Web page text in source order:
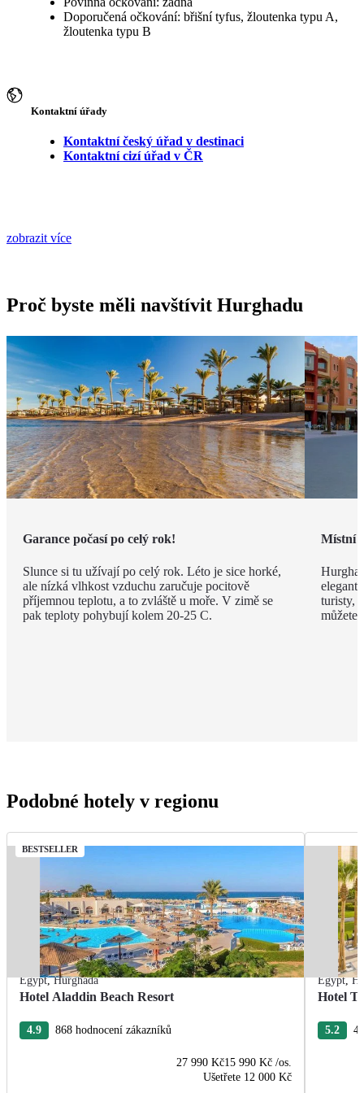
Doporučená očkování: břišní tyfus, žloutenka typu A,
žloutenka typu B
Kontaktní úřady
Kontaktní český úřad v destinaci
Kontaktní cizí úřad v ČR
zobrazit více
Proč byste měli navštívit Hurghadu
Garance počasí po celý rok!
Slunce si tu užívají po celý rok. Léto je sice horké,
ale nízká vlhkost vzduchu zaručuje pocitově
příjemnou teplotu, a to zvláště u moře. V zimě se
pak teploty pohybují kolem 20-25 C.
Místní
turisty,
můžete
Podobné hotely v regionu
BESTSELLER
Egypt,Hurghada
Hotel Aladdin Beach Resort
4.9 868 hodnocení zákazníků
27 990 Kč15 990 Kč /os.
Ušetřete 12 000 Kč
Egypt,
Hotel
5.2